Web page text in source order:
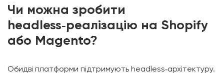
Чи можна зробити
headless‑реалізацію на Shopify
або Magento?
Обидві платформи підтримують headless‑архітектуру.